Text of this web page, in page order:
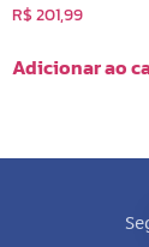
R$201,99
Adicionar ao